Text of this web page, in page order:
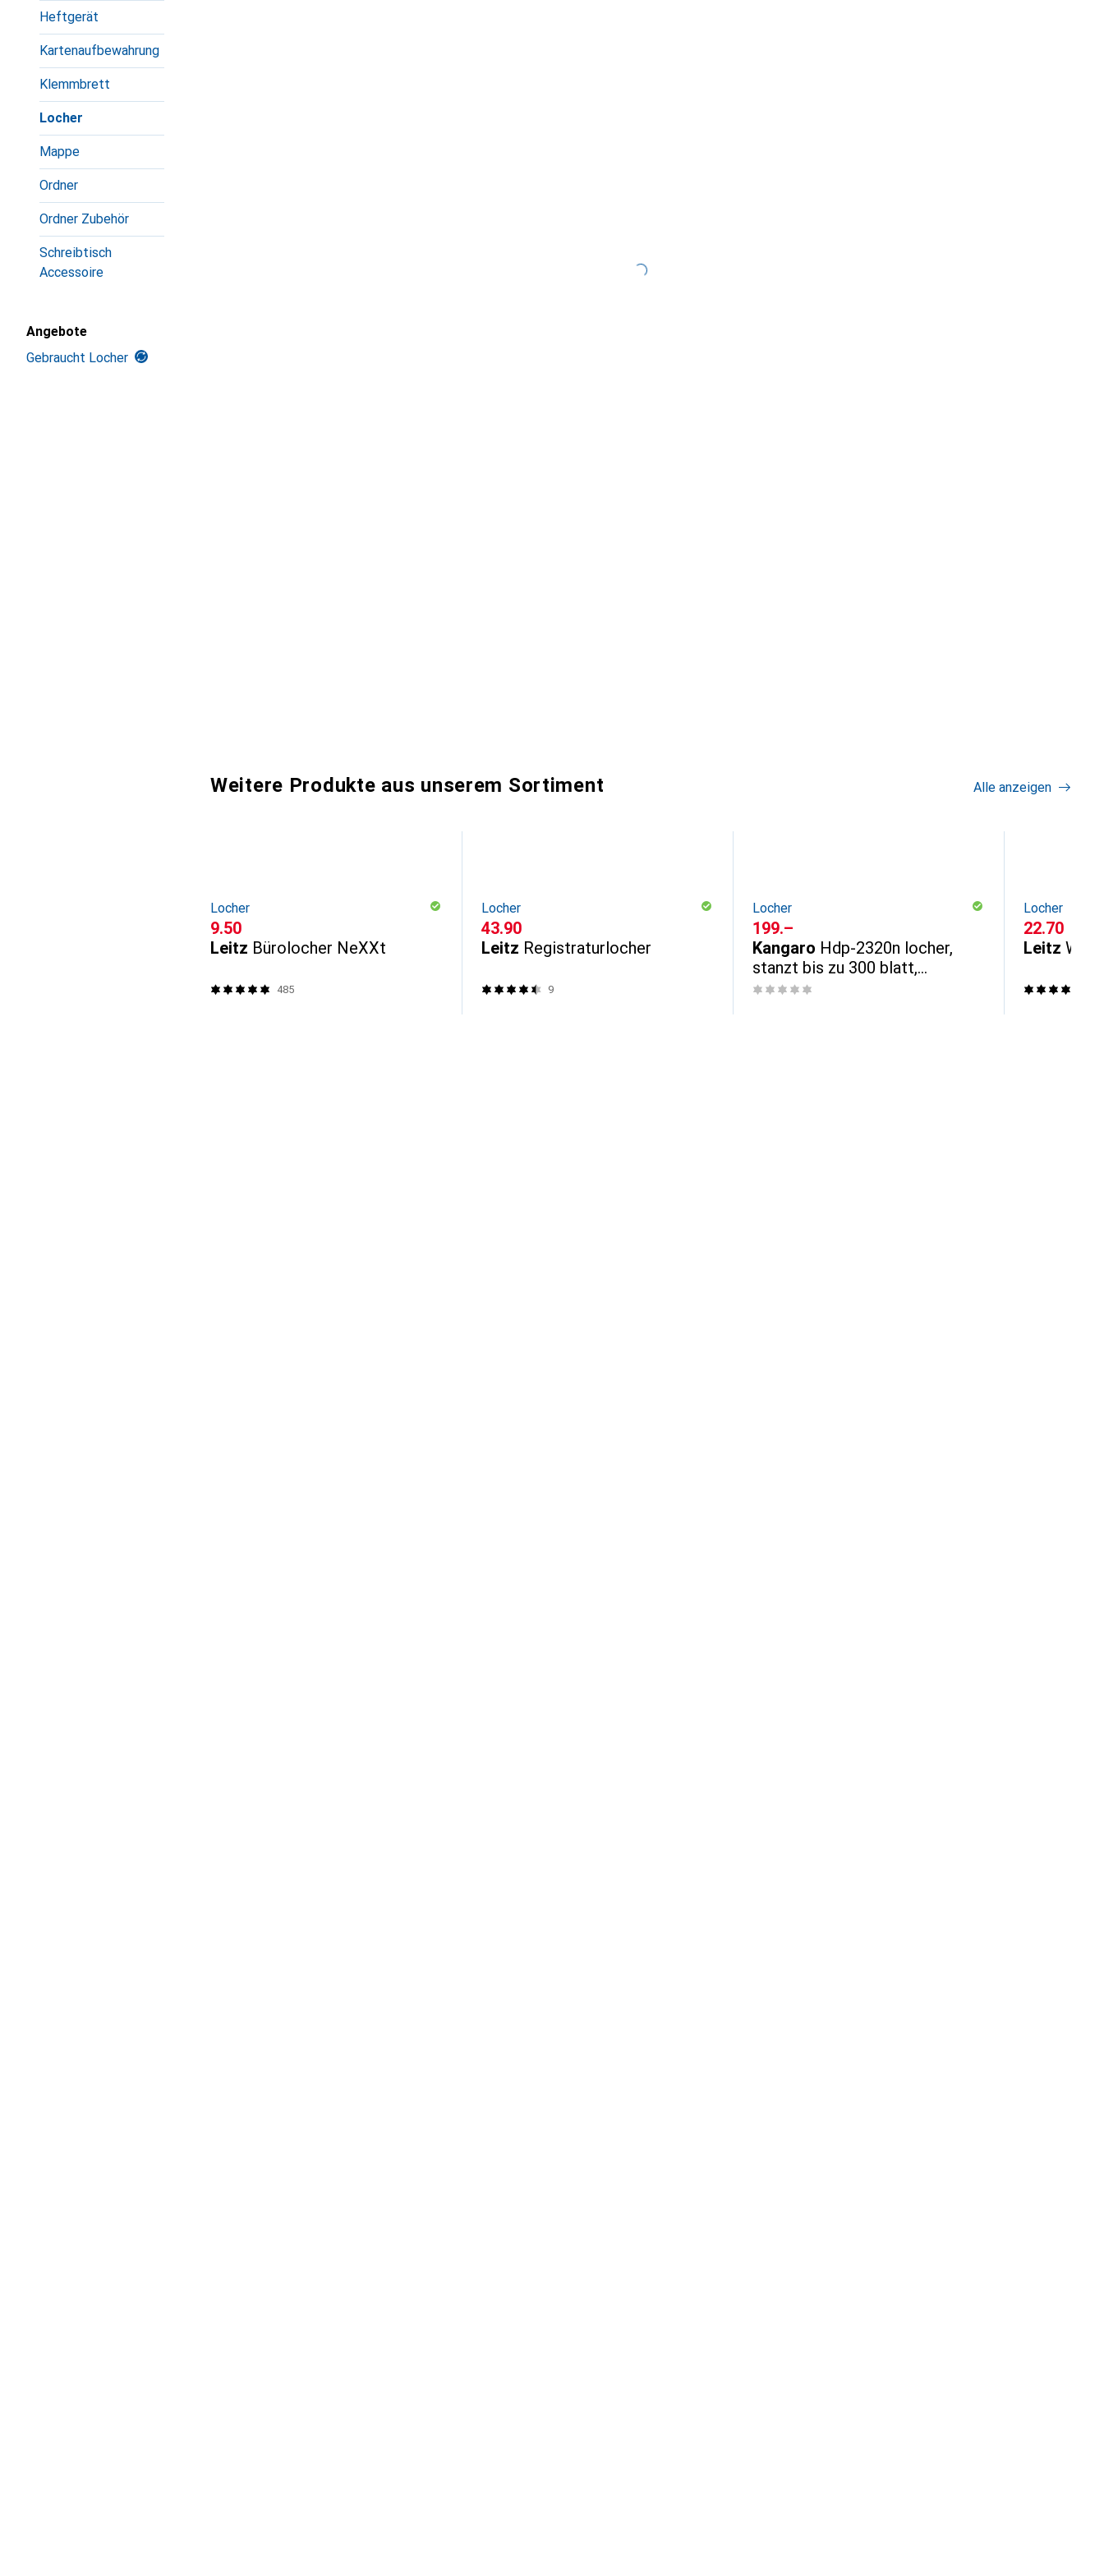
Heftgerät
Kartenaufbewahrung
Klemmbrett
Locher
Mappe
Ordner
Ordner Zubehör
Schreibtisch
Accessoire
Angebote
Gebraucht Locher
Weitere Produkte aus unserem Sortiment Alle anzeigen
Locher
CHF
9.50
Leitz Bürolocher NeXXt
485
Locher
CHF
43.90
Leitz Registraturlocher
9
Locher
CHF
199.–
Kangaro Hdp-2320n locher,
stanzt bis zu 300 blatt,
farbmischung
Locher
CHF
22.70
Leitz